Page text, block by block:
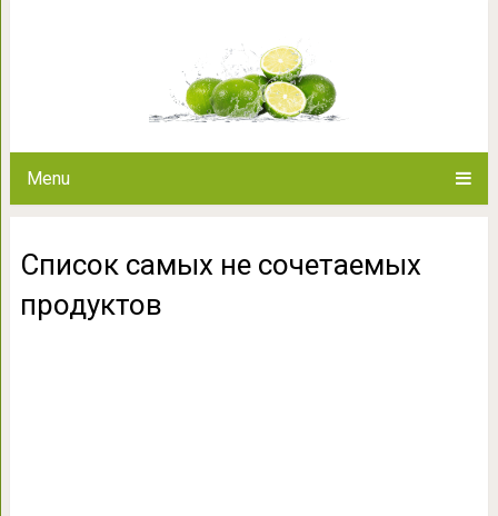
Menu
Список самых не сочетаемых
продуктов